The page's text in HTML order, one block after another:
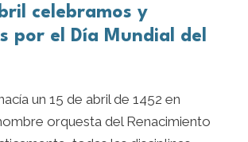
celebramos y
por el Día Mundial del
un 15 de abril de 1452 en
orquesta del Renacimiento